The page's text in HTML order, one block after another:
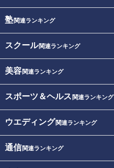
塾関連ランキング
スクール関連ランキング
美容関連ランキング
スポーツ＆ヘルス 関連ランキング
ウエディング関連ランキング
通信関連ランキング